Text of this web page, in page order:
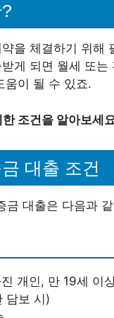
을 체결하기 위해
게 되면 월세 또
움이 될 수 있죠.
조건을 알아보세
대출 조건
금 대출은 다음과
개인, 만 19세 이
담보 시)